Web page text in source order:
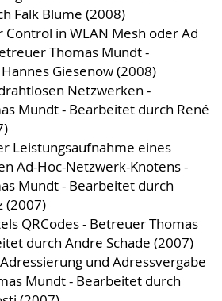
Falk Blume (2008)
Control in WLAN Mesh oder Ad
Thomas Mundt -
Giesenow (2008)
Netzwerken -
Mundt - Bearbeitet durch René
Leistungsaufnahme eines
Ad-Hoc-Netzwerk-Knotens -
Mundt - Bearbeitet durch
(2007)
QRCodes - Betreuer Thomas
durch Andre Schade (2007)
und Adressvergabe
Mundt - Bearbeitet durch